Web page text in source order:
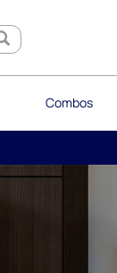
Combos